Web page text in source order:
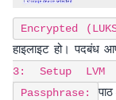
Encrypted
हाइलाइट हो। पदबंध
3: Setup LVM
Passphrase: